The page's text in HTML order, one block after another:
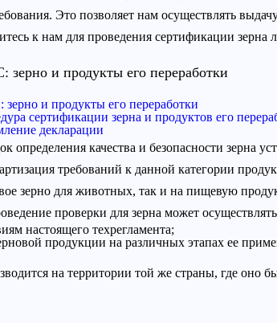
Это позволяет нам осуществлять
к нам для проведения сертификации зерна
зерно и продукты его переработки
и продукты его переработки
сертификации зерна и продуктов его
декларации
определения качества и безопасности зерна
требований к данной категории
зерно для животных, так и на пищевую
проверки для зерна может
настоящего техрегламента;
продукции на различных этапах ее
на территории той же страны, где оно